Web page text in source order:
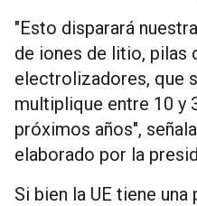
"Esto disparará
de iones de litio, pilas
electrolizadores, que
multiplique entre 10 y
próximos años",
elaborado por la
Si bien la UE tiene